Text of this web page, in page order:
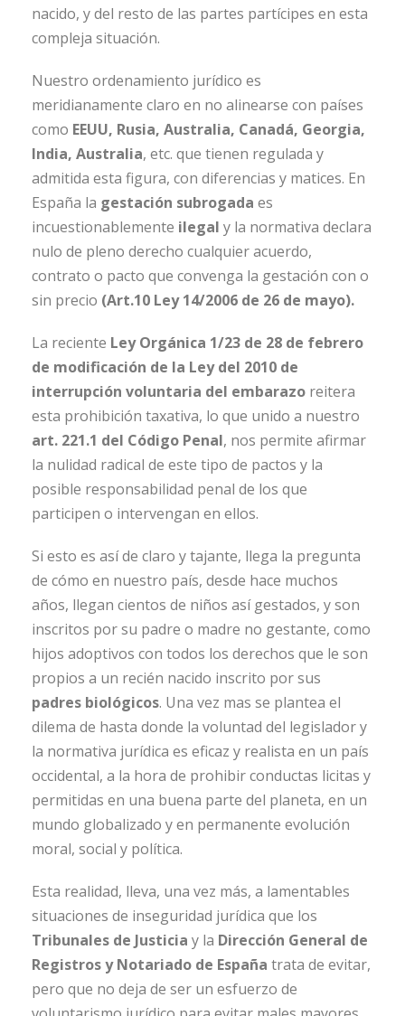
nacido, y del resto de las partes partícipes en esta
compleja situación.
Nuestro ordenamiento jurídico es
meridianamente claro en no alinearse con países
como EEUU, Rusia, Australia, Canadá, Georgia,
India, Australia, etc. que tienen regulada y
admitida esta figura, con diferencias y matices. En
España la gestación subrogada es
incuestionablemente ilegal y la normativa declara
nulo de pleno derecho cualquier acuerdo,
contrato o pacto que convenga la gestación con o
sin precio (Art.10 Ley 14/2006 de 26 de mayo).
La reciente Ley Orgánica 1/23 de 28 de febrero
de modificación de la Ley del 2010 de
interrupción voluntaria del embarazo reitera
esta prohibición taxativa, lo que unido a nuestro
art. 221.1 del Código Penal, nos permite afirmar
la nulidad radical de este tipo de pactos y la
posible responsabilidad penal de los que
participen o intervengan en ellos.
Si esto es así de claro y tajante, llega la pregunta
de cómo en nuestro país, desde hace muchos
años, llegan cientos de niños así gestados, y son
inscritos por su padre o madre no gestante, como
hijos adoptivos con todos los derechos que le son
propios a un recién nacido inscrito por sus
padres biológicos. Una vez mas se plantea el
dilema de hasta donde la voluntad del legislador y
la normativa jurídica es eficaz y realista en un país
occidental, a la hora de prohibir conductas licitas y
permitidas en una buena parte del planeta, en un
mundo globalizado y en permanente evolución
moral, social y política.
Esta realidad, lleva, una vez más, a lamentables
situaciones de inseguridad jurídica que los
Tribunales de Justicia y la Dirección General de
Registros y Notariado de España trata de evitar,
pero que no deja de ser un esfuerzo de